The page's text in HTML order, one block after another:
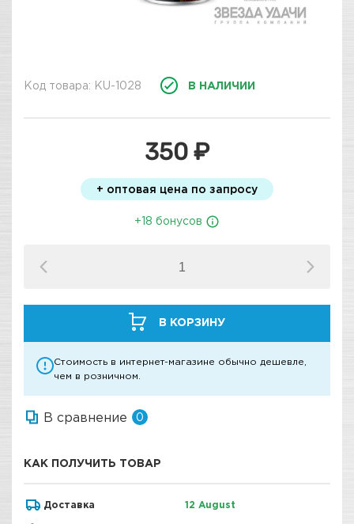
Код товара: KU-1028 В НАЛИЧИИ
350 ₽
+ оптовая цена по запросу
+18 бонусов
В КОРЗИНУ
Стоимость в интернет-магазине обычно дешевле,
чем в розничном.
В сравнение 0
КАК ПОЛУЧИТЬ ТОВАР
Доставка 12 August